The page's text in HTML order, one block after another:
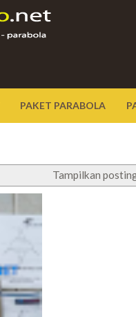
PAKET PARABOLA
Tampilkan